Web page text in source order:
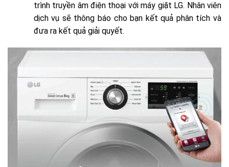
trình truyền âm điện thoại với máy giặt LG. Nhân viên
dịch vụ sẽ thông báo cho bạn kết quả phân tích và
đưa ra kết quả giải quyết.